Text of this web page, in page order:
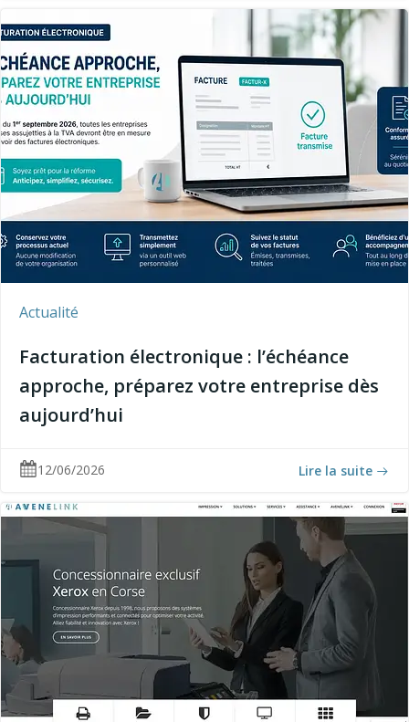
Actualité
Facturation électronique : l’échéance
approche, préparez votre entreprise dès
aujourd’hui
12/06/2026 Lire la suite